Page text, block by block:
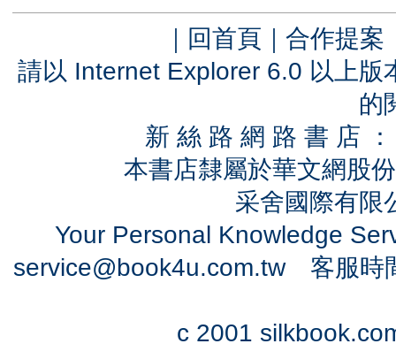
｜ 回首頁 ｜ 合作提案
請以 Internet Explorer 6.0 以上
的
新 絲 路 網 路 書 店
本書店隸屬於華文網股
采舍國際有
Your Personal Knowledge
service@book4u.com.tw客服時
c 2001